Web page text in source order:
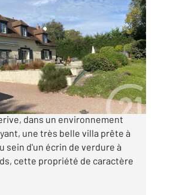
ALLIER 03
€
21 GNT Immobilier vous
dans un environnement
une très belle villa prête à
sein d'un écrin de verdure à
cette propriété de caractère